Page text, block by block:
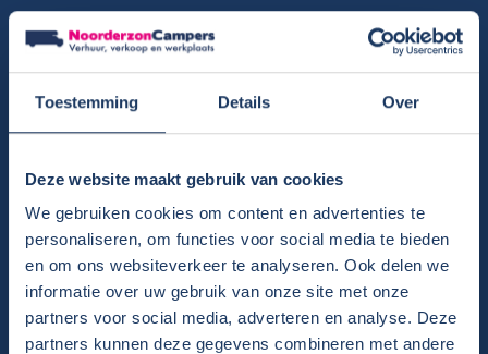
Toestemming Details Over
Deze website maakt gebruik van cookies
We gebruiken cookies om content en advertenties te
personaliseren, om functies voor social media te bieden
en om ons websiteverkeer te analyseren. Ook delen we
informatie over uw gebruik van onze site met onze
partners voor social media, adverteren en analyse. Deze
partners kunnen deze gegevens combineren met andere
Overzicht huurcampers
Gratis E-book – Tig Vragen en Antwoorden over het Huren van
een Camper
Nieuwsbrief verhuur
Algemene voorwaarden verhuur
Ervaringen van huurders
Reiservaring delen
Reisinformatie
Veelgestelde vragen
Veel voorkomende storingen onderweg